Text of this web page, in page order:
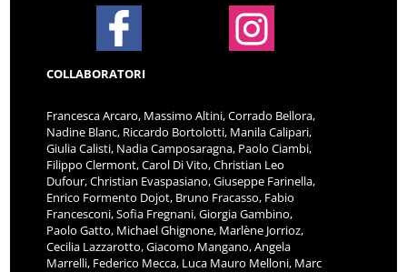
COLLABORATORI
Francesca Arcaro, Massimo Altini, Corrado Bellora,
Nadine Blanc, Riccardo Bortolotti, Manila Calipari,
Giulia Calisti, Nadia Camposaragna, Paolo Ciambi,
Filippo Clermont, Carol Di Vito, Christian Leo
Dufour, Christian Evaspasiano, Giuseppe Farinella,
Enrico Formento Dojot, Bruno Fracasso, Fabio
Francesconi, Sofia Fregnani, Giorgia Gambino,
Paolo Gatto, Michael Ghignone, Marlène Jorrioz,
Cecilia Lazzarotto, Giacomo Mangano, Angela
Marrelli, Federico Mecca, Luca Mauro Melloni, Marc